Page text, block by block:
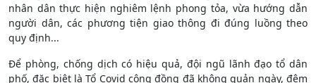
nhân dân thực hiện nghiêm lệnh phong tỏa, vừa hướng dẫn
người dân, các phương tiện giao thông đi đúng luồng theo
quy định...
Để phòng, chống dịch có hiệu quả, đội ngũ lãnh đạo tổ dân
phố, đặc biệt là Tổ Covid cộng đồng đã không quản ngày, đêm